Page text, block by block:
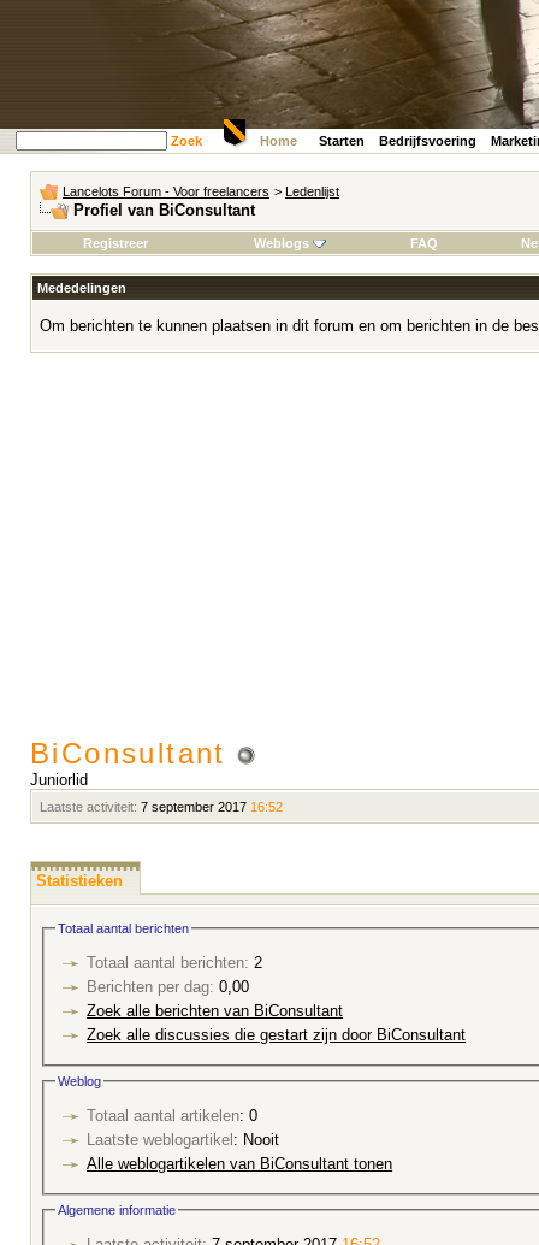
Zoek Home Starten Bedrijfsvoering
Lancelots Forum - Voor freelancers > Ledenlijst
Profiel van BiConsultant
Registreer Weblogs FAQ
Mededelingen
Om berichten te kunnen plaatsen in dit forum en om berichten in de
BiConsultant
Juniorlid
Laatste activiteit: 7 september 2017 16:52
Statistieken
Totaal aantal berichten
Totaal aantal berichten: 2
Berichten per dag: 0,00
Zoek alle berichten van BiConsultant
Zoek alle discussies die gestart zijn door BiConsultant
Weblog
Totaal aantal artikelen: 0
Laatste weblogartikel
: Nooit
Alle weblogartikelen van BiConsultant tonen
Algemene informatie